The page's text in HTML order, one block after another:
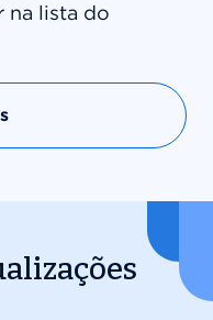
na lista do